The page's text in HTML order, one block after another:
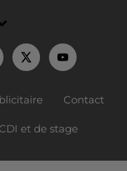
Contact
et de stage